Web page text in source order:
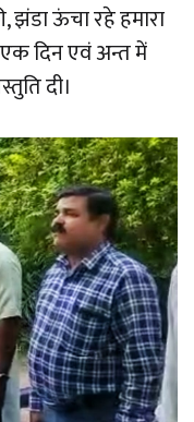
झंडा ऊंचा रहे हमारा
एक दिन एवं अन्त में
दी।